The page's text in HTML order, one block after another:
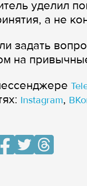
уделил
а не
задать
на
Instagram,